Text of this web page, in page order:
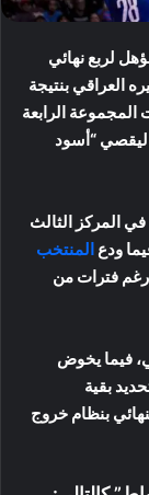
لربع نهائي
العراقي بنتيجة
المجموعة الرابعة
ليقصي “أسود
منتخب الفلبين رصيده إلى 4 نقاط في المركز الثالث
ودع المنتخب
رغم فترات من
فيما يخوض
بقية
بنظام خروج